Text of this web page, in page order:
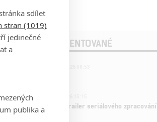
POSLEDNÍ KOMENTOVANÉ
1ČLÁNEK | 26.03.2026 15:15
Harry Potter: První trailer seriálového zpracování
je venku
sdílet
stran (1019)
jedinečné
a
publika a